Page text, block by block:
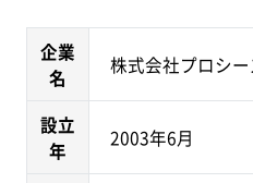
企業
名
株式会社プロシー
設立
年
2003年6月